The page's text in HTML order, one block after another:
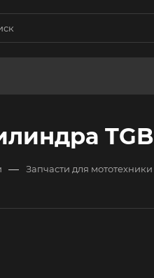
TGB
— Запчасти для мототехники